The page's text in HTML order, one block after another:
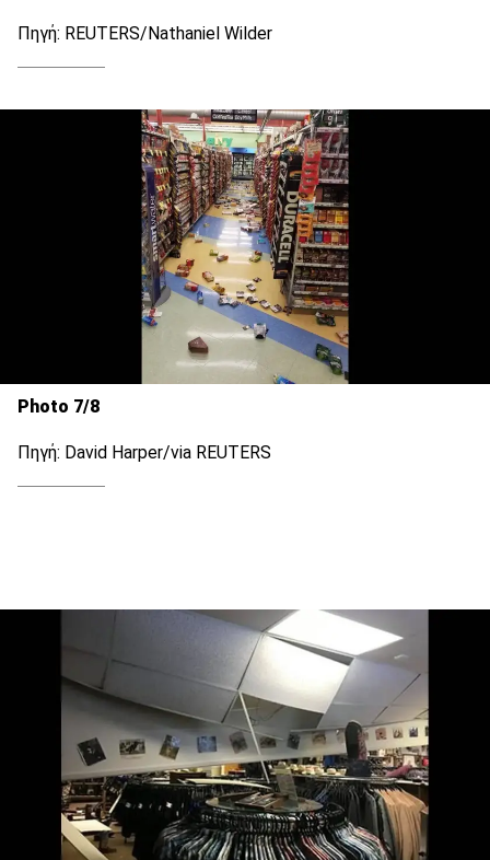
Πηγή: REUTERS/Nathaniel Wilder
Photo 7/8
Πηγή: David Harper/via REUTERS